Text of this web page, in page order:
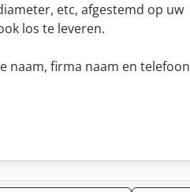
etc, afgestemd op uw
los te leveren.
naam, firma naam en telefoon